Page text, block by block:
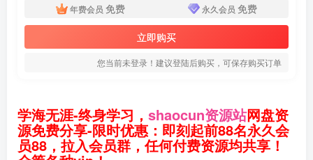
年费会员 免费 永久会员 免费
立即购买
您当前未登录！建议登陆后购买，可保存购买订单
学海无涯-终身学习， shaocun资源站网盘资
源免费分享-限时优惠：即刻起前88名永久会
员88，拉入会员群，任何付费资源均共享！